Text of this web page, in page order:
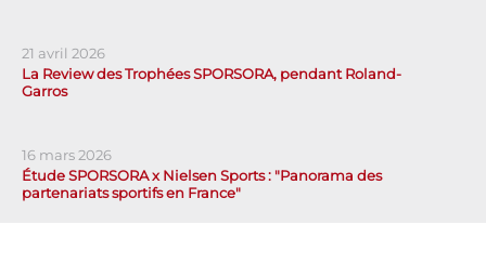
21 avril 2026
La Review des Trophées SPORSORA, pendant Roland-
Garros
16 mars 2026
Étude SPORSORA x Nielsen Sports : "Panorama des
partenariats sportifs en France"